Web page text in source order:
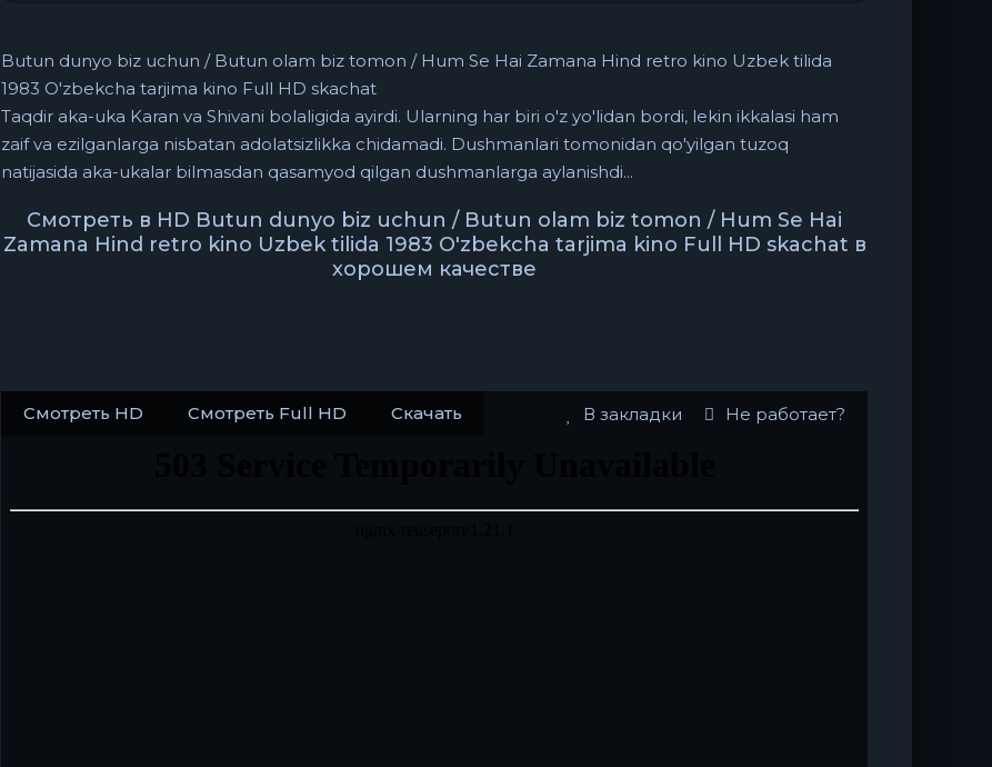
Butun dunyo biz uchun / Butun olam biz tomon / Hum Se Hai Zamana Hind retro kino Uzbek tilida
1983 O'zbekcha tarjima kino Full HD skachat
Taqdir aka-uka Karan va Shivani bolaligida ayirdi. Ularning har biri o'z yo'lidan bordi, lekin ikkalasi ham
zaif va ezilganlarga nisbatan adolatsizlikka chidamadi. Dushmanlari tomonidan qo'yilgan tuzoq
natijasida aka-ukalar bilmasdan qasamyod qilgan dushmanlarga aylanishdi...
Смотреть в HD Butun dunyo biz uchun / Butun olam biz tomon / Hum Se Hai
Zamana Hind retro kino Uzbek tilida 1983 O'zbekcha tarjima kino Full HD skachat в
хорошем качестве
Смотреть HD Смотреть Full HD Скачать В закладки Не работает?